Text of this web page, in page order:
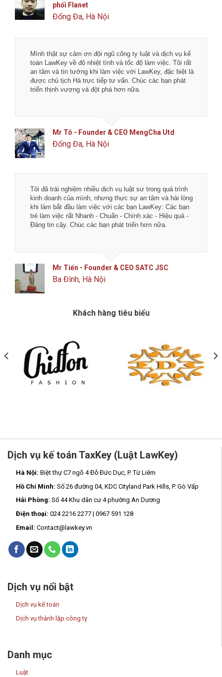
phối Flanet
Đống Đa, Hà Nội
Mình thật sự cảm ơn đội ngũ công ty luật và dịch vụ kế
toán LawKey về độ nhiệt tình và tốc độ làm việc. Tôi rất
an tâm và tin tưởng khi làm việc với LawKey, đặc biệt là
được chủ tịch Hà trực tiếp tư vấn. Chúc các bạn phát
triển thịnh vượng và đột phá hơn nữa.
Mr Tô - Founder & CEO MengCha Utd
Đống Đa, Hà Nội
Tôi đã trải nghiệm nhiều dịch vụ luật sư trong quá trình
kinh doanh của mình, nhưng thực sự an tâm và hài lòng
khi làm bắt đầu làm việc với các bạn LawKey: Các bạn
trẻ làm việc rất Nhanh - Chuẩn - Chính xác - Hiệu quả -
Đáng tin cậy. Chúc các bạn phát triển hơn nữa.
Mr Tiến - Founder & CEO SATC JSC
Ba Đình, Hà Nội
Khách hàng tiêu biểu
Dịch vụ kế toán TaxKey (Luật LawKey)
Hà Nội: Biệt thự C7 ngõ 4 Đỗ Đức Dục, P. Từ Liêm
Hồ Chí Minh: Số 26 đường 04, KDC Cityland Park Hills, P. Gò Vấp
Hải Phòng: Số 44 Khu dân cư 4 phường An Dương
Điện thoại: 024 2216 2277 | 0967 591 128
Email: Contact@lawkey.vn
Dịch vụ nổi bật
Dịch vụ kế toán
Dịch vụ thành lập công ty
Danh mục
Luật